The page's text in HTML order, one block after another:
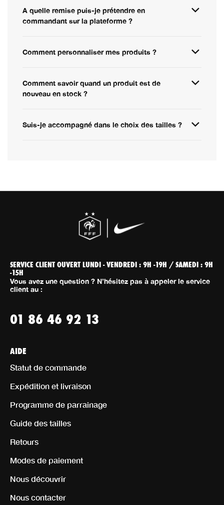
A quelle remise puis-je prétendre en
commandant sur la plateforme ?
Comment personnaliser mes produits ?
Comment savoir quand un produit est de
nouveau en stock ?
Suis-je accompagné dans le choix des tailles ?
SERVICE CLIENT OUVERT LUNDI - VENDREDI : 9H -19H / SAMEDI : 9H
-15H
Vous avez une question ? N’hésitez pas à appeler le service
client au :
01 86 46 92 13
AIDE
Statut de commande
Expédition et livraison
Programme de parrainage
Guide des tailles
Retours
Modes de paiement
Nous découvrir
Nous contacter